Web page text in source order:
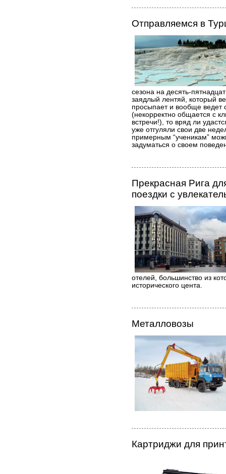
Отправляемся в
сезона на десять-
заядлый лентяй, который
просыпает и вообще
(некорректно общается с
встречи!), то вряд ли
уже отгуляли свои две
примерным “ученикам”
задуматься о своем
Прекрасная Рига
поездки с
отелей, большинство из
исторического цента.
Металловозы
Картриджи для